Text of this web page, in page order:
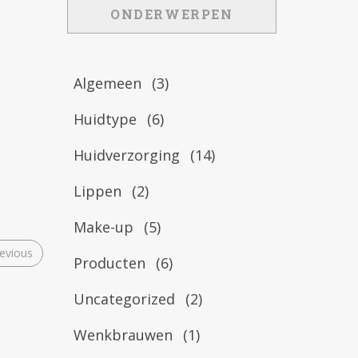
ONDERWERPEN
Algemeen
(3)
Huidtype
(6)
Huidverzorging
(14)
Lippen
(2)
Make-up
(5)
Producten
(6)
Uncategorized
(2)
Wenkbrauwen
(1)